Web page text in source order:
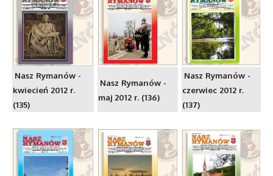
Nasz Rymanów -
kwiecień 2012 r.
(135)
Nasz Rymanów -
maj 2012 r. (136)
Nasz Rymanów -
czerwiec 2012 r.
(137)